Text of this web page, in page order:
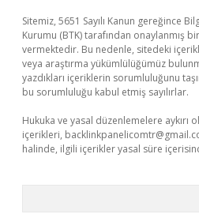
Sitemiz, 5651 Sayılı Kanun gereğince
Kurumu (BTK) tarafından onaylanmış
vermektedir. Bu nedenle, sitedeki
veya araştırma yükümlülüğümüz
yazdıkları içeriklerin sorumluluğunu
bu sorumluluğu kabul etmiş sayılırlar.
Hukuka ve yasal düzenlemelere aykırı
içerikleri,
halinde, ilgili içerikler yasal süre